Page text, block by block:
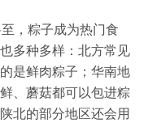
，粽子成为热门食
多种多样：北方常见
是鲜肉粽子；华南地
、蘑菇都可以包进粽
北的部分地区还会用